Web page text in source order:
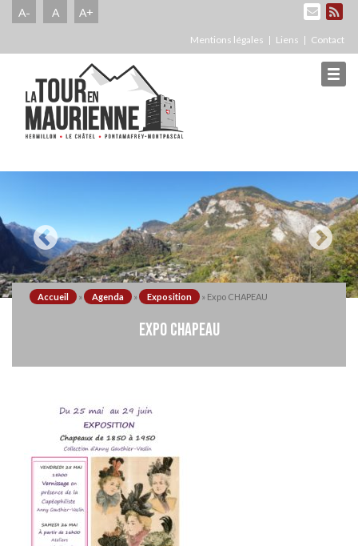
A- A A+
Mentions légales Liens Contact
Accueil » Agenda » Exposition » Expo CHAPEAU
EXPO CHAPEAU